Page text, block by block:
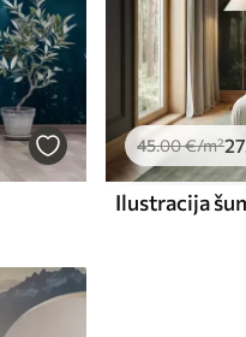
45.00€/m²27